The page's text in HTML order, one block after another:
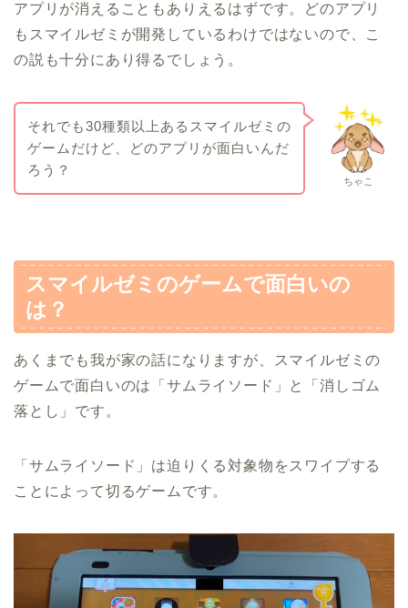
アプリが消えることもありえるはずです。どのアプリ
もスマイルゼミが開発しているわけではないので、こ
の説も十分にあり得るでしょう。
ちゃこ
それでも30種類以上あるスマイルゼミの
ゲームだけど、どのアプリが面白いんだ
ろう？
スマイルゼミのゲームで面白いの
は？
あくまでも我が家の話になりますが、スマイルゼミの
ゲームで面白いのは「サムライソード」と「消しゴム
落とし」です。
「サムライソード」は迫りくる対象物をスワイプする
ことによって切るゲームです。